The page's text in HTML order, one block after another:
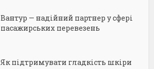
Вантур — надійний партнер у сфері
пасажирських перевезень
Як підтримувати гладкість шкіри